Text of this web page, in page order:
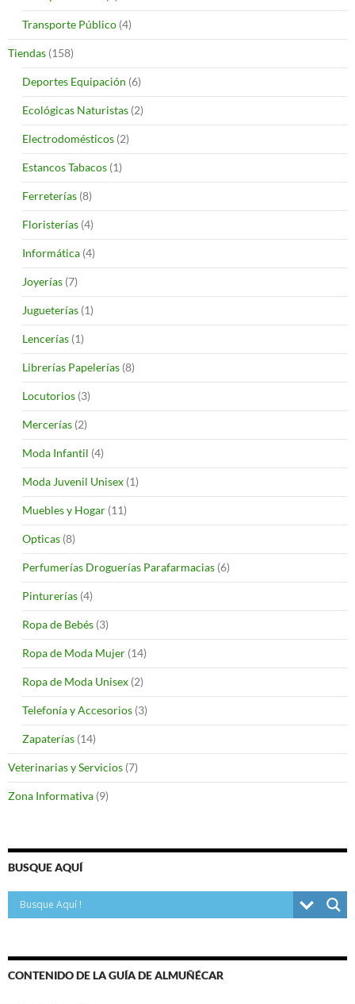
Transporte Público (4)
Tiendas (158)
Deportes Equipación (6)
Ecológicas Naturistas (2)
Electrodomésticos (2)
Estancos Tabacos (1)
Ferreterías (8)
Floristerías (4)
Informática (4)
Joyerías (7)
Jugueterías (1)
Lencerías (1)
Librerías Papelerías (8)
Locutorios (3)
Mercerías (2)
Moda Infantil (4)
Moda Juvenil Unisex (1)
Muebles y Hogar (11)
Opticas (8)
Perfumerías Droguerías Parafarmacias (6)
Pinturerías (4)
Ropa de Bebés (3)
Ropa de Moda Mujer (14)
Ropa de Moda Unisex (2)
Telefonía y Accesorios (3)
Zapaterías (14)
Veterinarias y Servicios (7)
Zona Informativa (9)
BUSQUE AQUÍ
CONTENIDO DE LA GUÍA DE ALMUÑÉCAR